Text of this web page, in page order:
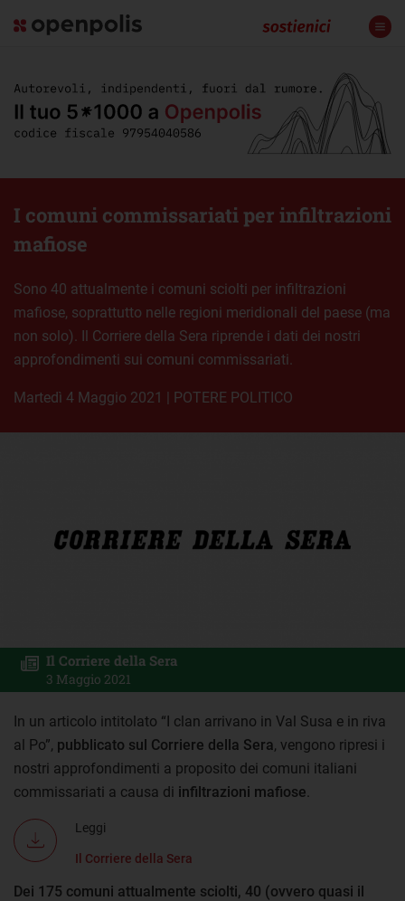
I comuni commissariati per infiltrazioni
mafiose
Sono 40 attualmente i comuni sciolti per infiltrazioni
mafiose, soprattutto nelle regioni meridionali del paese (ma
non solo). Il Corriere della Sera riprende i dati dei nostri
approfondimenti sui comuni commissariati.
martedì 4 Maggio 2021 | POTERE POLITICO
Il Corriere della Sera
3 Maggio 2021
In un articolo intitolato “I clan arrivano in Val Susa e in riva
al Po”, pubblicato sul Corriere della Sera, vengono ripresi i
nostri approfondimenti a proposito dei comuni italiani
commissariati a causa di infiltrazioni mafiose
Leggi
Il Corriere della Sera
Dei 175 comuni attualmente sciolti, 40 (ovvero quasi il